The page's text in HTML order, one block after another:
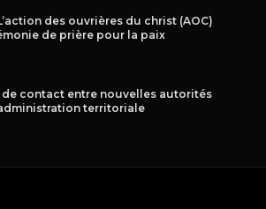
des ouvrières du christ (AOC)
de prière pour la paix
de contact entre nouvelles autorités
territoriale